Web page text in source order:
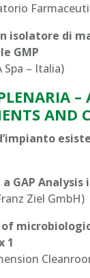
isolatore di
GMP
Spa – Italia)
AND
a GAP
Ziel GmbH)
1